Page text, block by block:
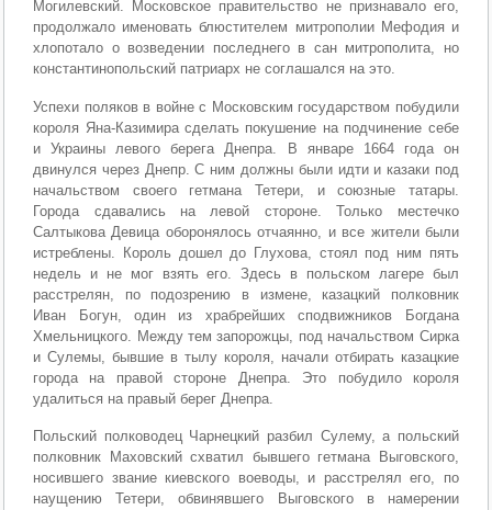
Могилевский. Московское правительство не признавало его,
продолжало именовать блюстителем митрополии Мефодия и
хлопотало о возведении последнего в сан митрополита, но
константинопольский патриарх не соглашался на это.
Успехи поляков в войне с Московским государством побудили
короля Яна-Казимира сделать покушение на подчинение себе
и Украины левого берега Днепра. В январе 1664 года он
двинулся через Днепр. С ним должны были идти и казаки под
начальством своего гетмана Тетери, и союзные татары.
Города сдавались на левой стороне. Только местечко
Салтыкова Девица оборонялось отчаянно, и все жители были
истреблены. Король дошел до Глухова, стоял под ним пять
недель и не мог взять его. Здесь в польском лагере был
расстрелян, по подозрению в измене, казацкий полковник
Иван Богун, один из храбрейших сподвижников Богдана
Хмельницкого. Между тем запорожцы, под начальством Сирка
и Сулемы, бывшие в тылу короля, начали отбирать казацкие
города на правой стороне Днепра. Это побудило короля
удалиться на правый берег Днепра.
Польский полководец Чарнецкий разбил Сулему, а польский
полковник Маховский схватил бывшего гетмана Выговского,
носившего звание киевского воеводы, и расстрелял его, по
наущению Тетери, обвинявшего Выговского в намерении